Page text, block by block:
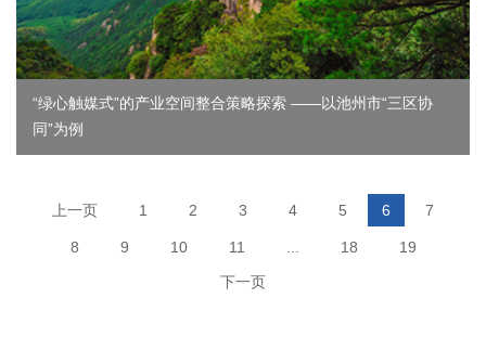
“绿心触媒式”的产业空间整合策略探索 ——以池州市“三区协
同”为例
上一页 1 2 3 4 5 6 7
8 9 10 11 ... 18
19
下一页